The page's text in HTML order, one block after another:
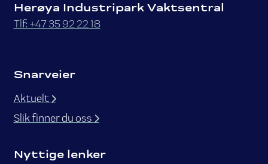
Herøya Industripark Vaktsentral
Tlf: +47 35 92 22 18
Snarveier
Aktuelt
Slik finner du oss
Nyttige lenker